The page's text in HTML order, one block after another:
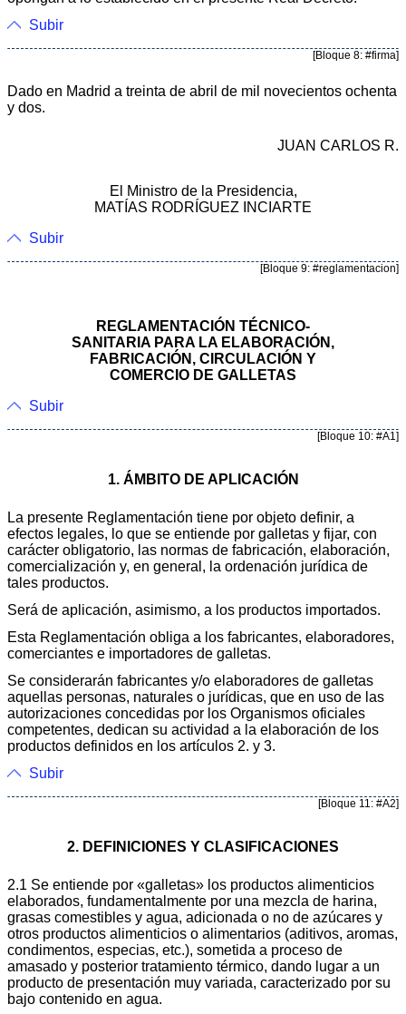
Subir
[Bloque 8: #firma]
Dado en Madrid a treinta de abril de mil novecientos ochenta
y dos.
JUAN CARLOS R.
El Ministro de la Presidencia,
MATÍAS RODRÍGUEZ INCIARTE
Subir
[Bloque 9: #reglamentacion]
REGLAMENTACIÓN TÉCNICO-
SANITARIA PARA LA ELABORACIÓN,
FABRICACIÓN, CIRCULACIÓN Y
COMERCIO DE GALLETAS
Subir
[Bloque 10: #A1]
1. ÁMBITO DE APLICACIÓN
La presente Reglamentación tiene por objeto definir, a
efectos legales, lo que se entiende por galletas y fijar, con
carácter obligatorio, las normas de fabricación, elaboración,
comercialización y, en general, la ordenación jurídica de
tales productos.
Será de aplicación, asimismo, a los productos importados.
Esta Reglamentación obliga a los fabricantes, elaboradores,
comerciantes e importadores de galletas.
Se considerarán fabricantes y/o elaboradores de galletas
aquellas personas, naturales o jurídicas, que en uso de las
autorizaciones concedidas por los Organismos oficiales
competentes, dedican su actividad a la elaboración de los
productos definidos en los artículos 2. y 3.
Subir
[Bloque 11: #A2]
2. DEFINICIONES Y CLASIFICACIONES
2.1 Se entiende por «galletas» los productos alimenticios
elaborados, fundamentalmente por una mezcla de harina,
grasas comestibles y agua, adicionada o no de azúcares y
otros productos alimenticios o alimentarios (aditivos, aromas,
condimentos, especias, etc.), sometida a proceso de
amasado y posterior tratamiento térmico, dando lugar a un
producto de presentación muy variada, caracterizado por su
bajo contenido en agua.